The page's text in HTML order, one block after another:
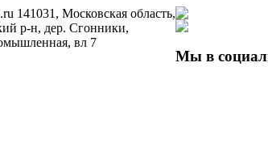
141031, Московская область,
р-н, дер. Сгонники,
вл 7
Мы в